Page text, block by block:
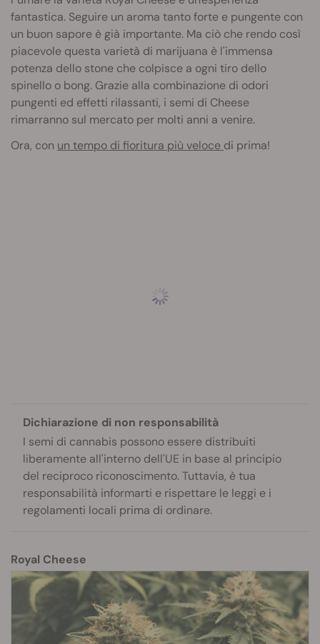
fantastica. Seguire un aroma tanto forte e pungente con
un buon sapore è già importante. Ma ciò che rendo così
piacevole questa varietà di marijuana è l'immensa
potenza dello stone che colpisce a ogni tiro dello
spinello o bong. Grazie alla combinazione di odori
pungenti ed effetti rilassanti, i semi di Cheese
rimarranno sul mercato per molti anni a venire.
Ora, con un tempo di fioritura più veloce di prima!
Dichiarazione di non responsabilità
I semi di cannabis possono essere distribuiti
liberamente all'interno dell'UE in base al principio
del reciproco riconoscimento. Tuttavia, è tua
responsabilità informarti e rispettare le leggi e i
regolamenti locali prima di ordinare.
Royal Cheese